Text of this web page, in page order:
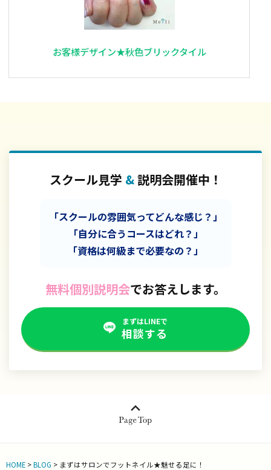
お客様デザイン★秋色ブリックタイル
スクール見学 &説明会開催中！
「スクールの雰囲気ってどんな感じ？」
「自分に合うコースはどれ？」
「資格は何級まで必要なの？」
無料個別説明会でお答えします。
まずはLINEで
相談する
HOME >BLOG > まずはサロンでフットネイル★魅せる足に！